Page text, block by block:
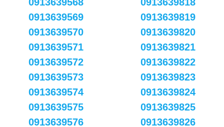
0913639569
0913639570
0913639571
0913639572
0913639573
0913639574
0913639575
0913639576
0913639819
0913639820
0913639821
0913639822
0913639823
0913639824
0913639825
0913639826